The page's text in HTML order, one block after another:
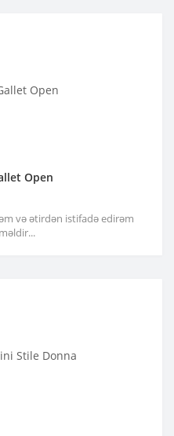
Open
və ətirdən istifadə edirəm